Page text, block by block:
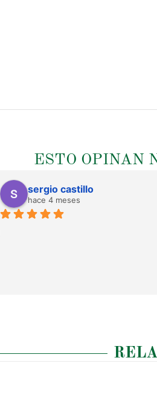
ESTO OPINAN
sergio castillo
hace 4 meses